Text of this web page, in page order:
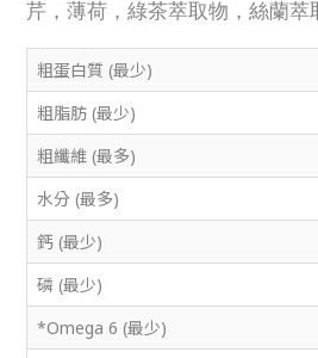
芹，薄荷，綠茶萃取物，絲蘭萃
粗蛋白質 (最少)
粗脂肪 (最少)
粗纖維 (最多)
水分 (最多)
鈣 (最少)
磷 (最少)
*Omega 6 (最少)